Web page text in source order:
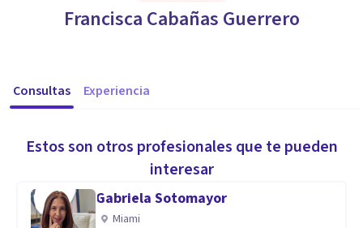
Francisca Cabañas Guerrero
Consultas Experiencia
Estos son otros profesionales que te pueden
interesar
Gabriela Sotomayor
Miami